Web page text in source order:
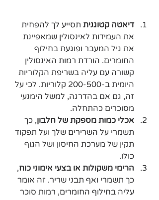
דיאטה קטוגנית תסייע לך להפחית
את העמידות לאינסולין שמאפיינת
את גיל המעבר ופוגעת בחילוף
החומרים. הורדת רמות האינסולין
קשורה עם עליה בשריפת הקלוריות
היומית ב-200-500 קלוריות. לכי על
זה, גם אם בהדרגה, למשל הימנעי
מסוכרים כהתחלה.
אכלי כמות מספקת של חלבון, כך
תשמרי על השרירים שלך ועל תפקוד
תקין של מערכת החיסון ושל הגוף
כולו.
הרימי משקולות או בצעי אימוני כוח,
כך תשמרי ואף תבני שריר. זה אומר
עליה בחילוף החומרים, רמות סוכר